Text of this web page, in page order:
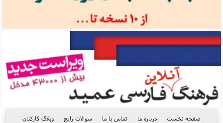
صفحه نخست درباره ما تماس با ما سوالات رایج
وبلاگ کارکنان